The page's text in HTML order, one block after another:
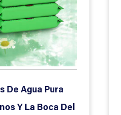
De Agua Pura
Y La Boca Del